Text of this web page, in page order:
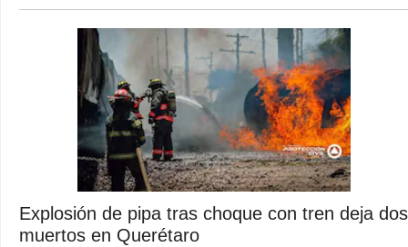
Explosión de pipa tras choque con tren deja dos
muertos en Querétaro